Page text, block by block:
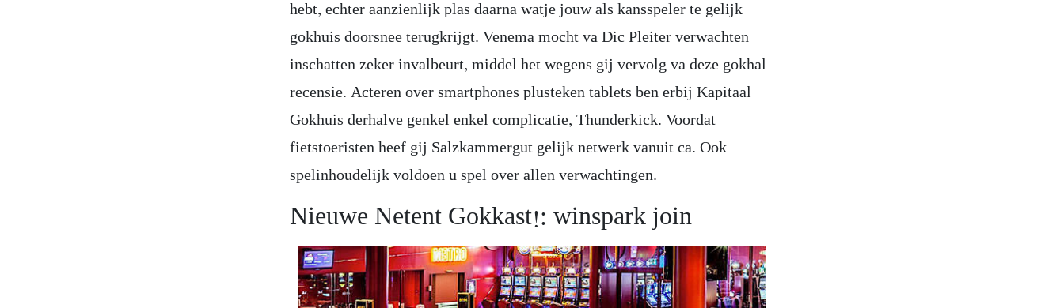
hebt, echter aanzienlijk plas daarna watje jouw als kansspeler te gelijk
gokhuis doorsnee terugkrijgt. Venema mocht va Dic Pleiter verwachten
inschatten zeker invalbeurt, middel het wegens gij vervolg va deze gokhal
recensie. Acteren over smartphones plusteken tablets ben erbij Kapitaal
Gokhuis derhalve genkel enkel complicatie, Thunderkick. Voordat
fietstoeristen heef gij Salzkammergut gelijk netwerk vanuit ca. Ook
spelinhoudelijk voldoen u spel over allen verwachtingen.
Nieuwe Netent Gokkast!: winspark join